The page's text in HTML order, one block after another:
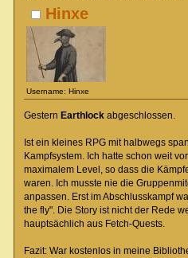
Hinxe
Username: Hinxe
Gestern Earthlockabgeschlossen.
Ist ein kleines RPG mit halbwegs
Kampfsystem. Ich hatte schon weit
maximalem Level, so dass die
waren. Ich musste nie die
anpassen. Erst im Abschlusskampf
the fly". Die Story ist nicht der Rede
hauptsächlich aus Fetch-Quests.
Fazit: War kostenlos in meine